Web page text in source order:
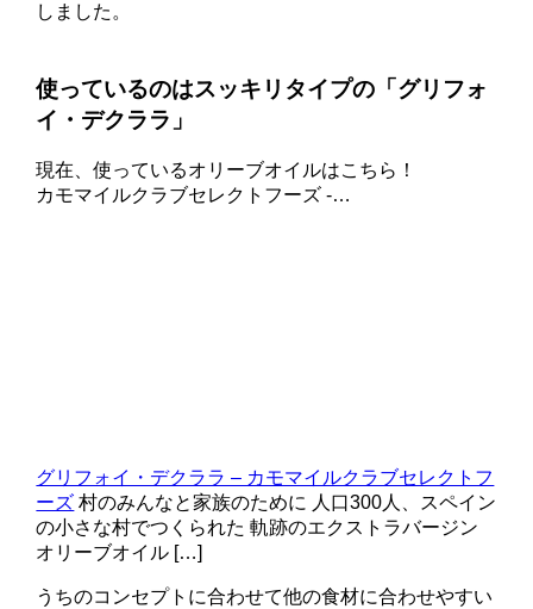
しました。
使っているのはスッキリタイプの「グリフォ
イ・デクララ」
現在、使っているオリーブオイルはこちら！
カモマイルクラブセレクトフーズ -…
グリフォイ・デクララ – カモマイルクラブセレクトフ
ーズ 村のみんなと家族のために 人口300人、スペイン
の小さな村でつくられた 軌跡のエクストラバージン
オリーブオイル […]
うちのコンセプトに合わせて他の食材に合わせやすい